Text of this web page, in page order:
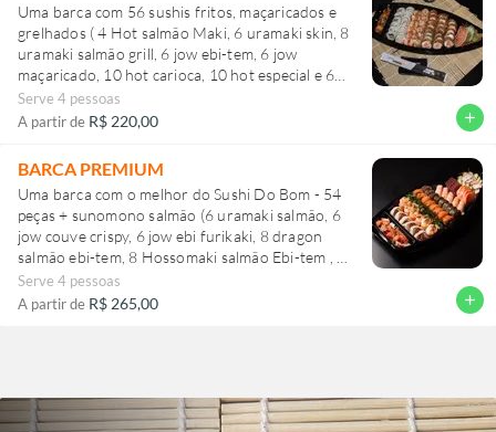
Uma barca com 56 sushis fritos, maçaricados e
grelhados ( 4 Hot salmão Maki, 6 uramaki skin, 8
uramaki salmão grill, 6 jow ebi-tem, 6 jow
maçaricado, 10 hot carioca, 10 hot especial e 6
sashimi salmão maçaricado).
Serve 4 pessoas
A partir de R$ 220,00 add
BARCA PREMIUM
Uma barca com o melhor do Sushi Do Bom - 54
peças + sunomono salmão (6 uramaki salmão, 6
jow couve crispy, 6 jow ebi furikaki, 8 dragon
salmão ebi-tem, 8 Hossomaki salmão Ebi-tem , 2
niguiri de camarão e 3 niguiri de salmão
Serve 4 pessoas
A partir de R$ 265,00 add